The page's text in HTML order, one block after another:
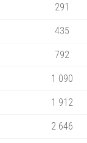
291
435
792
1 090
1 912
2 646